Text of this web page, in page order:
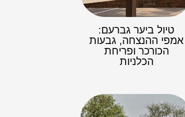
טיול ביער גברעם:
אמפי ההנצחה, גבעות
הכורכר ופריחת
הכלניות